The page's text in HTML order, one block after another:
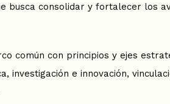
busca consolidar y fortalecer los
común con principios y ejes
investigación e innovación,